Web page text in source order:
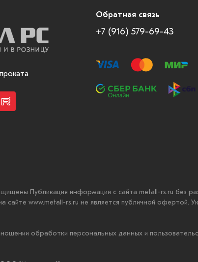
Обратная связь
+7 (916) 579-69-43
Публикация информации с сайта metall-rs.ru без
сайте www.metall-rs.ru не является публичной офертой.
обработки персональных данных и